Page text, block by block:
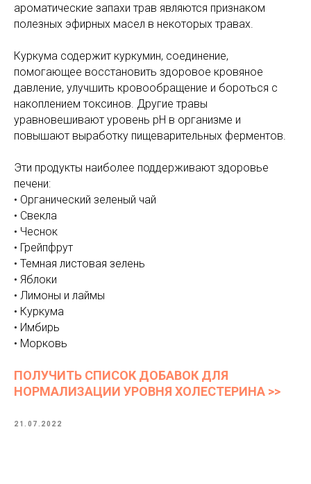
ароматические запахи трав являются признаком
полезных эфирных масел в некоторых травах.
Куркума содержит куркумин, соединение,
помогающее восстановить здоровое кровяное
давление, улучшить кровообращение и бороться с
накоплением токсинов. Другие травы
уравновешивают уровень pH в организме и
повышают выработку пищеварительных ферментов.
Эти продукты наиболее поддерживают здоровье
печени:
• Органический зеленый чай
• Свекла
• Чеснок
• Грейпфрут
• Темная листовая зелень
• Яблоки
• Лимоны и лаймы
• Куркума
• Имбирь
• Морковь
ПОЛУЧИТЬ СПИСОК ДОБАВОК ДЛЯ
НОРМАЛИЗАЦИИ УРОВНЯ ХОЛЕСТЕРИНА >>
21.07.2022